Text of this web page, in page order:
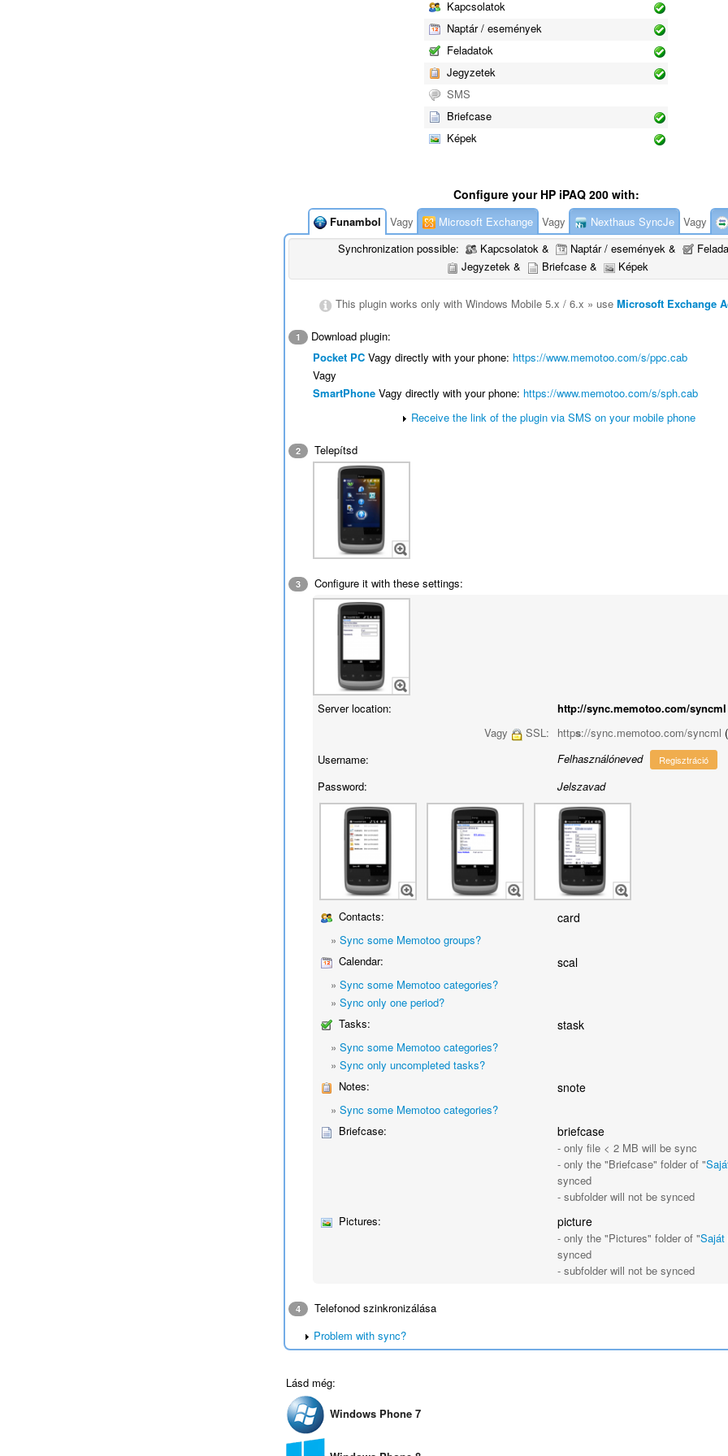
Kapcsolatok
Naptár / események
Feladatok
Jegyzetek
SMS
Briefcase
Képek
Configure your HP iPAQ 200 with:
Funambol Vagy Microsoft Exchange Vagy Nexthaus SyncJe Vagy
Synchronization possible:
Kapcsolatok & Naptár / események &
Jegyzetek &
Briefcase & Képek
This plugin works only with Windows Mobile 5.x / 6.x » use Microsoft Exchange
1
Download plugin:
Pocket PC Vagy directly with your phone: https://www.memotoo.com/s/ppc.cab
Vagy
SmartPhone Vagy directly with your phone: https://www.memotoo.com/s/sph.cab
Receive the link of the plugin via SMS on your mobile phone
2 Telepítsd
3 Configure it with these settings:
Server location:
http://sync.memotoo.com/syncml
Vagy
SSL: https://sync.memotoo.com/syncml (
Username:
Felhasználóneved Regisztráció
Password: Jelszavad
Contacts: card
»Sync some Memotoo groups?
Calendar:
scal
»Sync some Memotoo categories?
»Sync only one period?
Tasks:
stask
»Sync some Memotoo categories?
»Sync only uncompleted tasks?
Notes:
snote
»Sync some Memotoo categories?
Briefcase:
briefcase
- only file < 2 MB will be sync
- only the "Briefcase" folder of "
synced
- subfolder will not be synced
Pictures:
picture
- only the "Pictures" folder of "
synced
- subfolder will not be synced
4
Telefonod szinkronizálása
Problem with sync?
Lásd még:
Windows Phone 7